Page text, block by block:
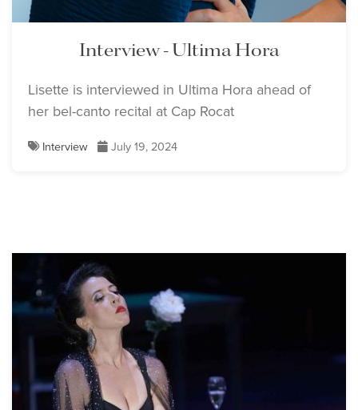
Interview - Ultima Hora
Lisette is interviewed in Ultima Hora ahead of
her bel-canto recital at Cap Rocat
Interview July 19, 2024